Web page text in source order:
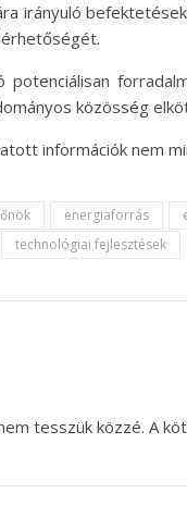
irányuló
potenciálisan
közösség
információk nem
energiaforrás
technológiai fejlesztések
tesszük közzé. A